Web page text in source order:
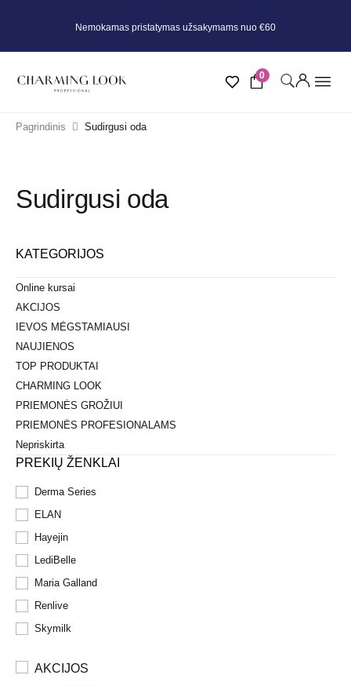
Nemokamas pristatymas užsakymams nuo €60
0
Pagrindinis Sudirgusi oda
Sudirgusi oda
KATEGORIJOS
Online kursai
AKCIJOS
IEVOS MĖGSTAMIAUSI
NAUJIENOS
TOP PRODUKTAI
CHARMING LOOK
PRIEMONĖS GROŽIUI
PRIEMONĖS PROFESIONALAMS
Nepriskirta
PREKIŲ ŽENKLAI
Derma Series
ELAN
Hayejin
LediBelle
Maria Galland
Renlive
Skymilk
AKCIJOS